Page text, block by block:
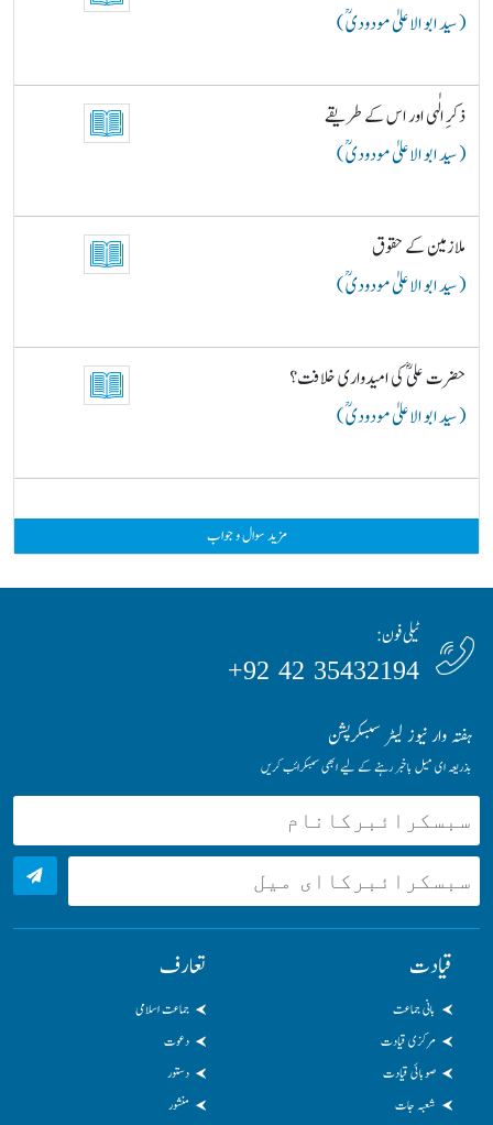
( سید ابو الاعلیٰ مودودیؒ )
ذکرِ الٰہی اور اس کے طریقے
( سید ابو الاعلیٰ مودودیؒ )
ملازمین کے حقوق
( سید ابو الاعلیٰ مودودیؒ )
حضرت علیؓ کی امیدواری خلافت؟
( سید ابو الاعلیٰ مودودیؒ )
مزید سوال و جواب
ٹیلی فون:
35432194 42 92+
ہفتہ وار نیوز لیٹر سبسکرپشن
بذریعہ ای میل باخبر رہنے کے لیے ابھی سبسکرائب کریں
قیادت
بانی جماعت
مرکزی قیادت
صوبائی قیادت
شعبہ جات
تعارف
جماعت اسلامی
دعوت
دستور
منشور